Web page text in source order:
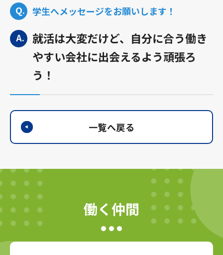
学生へメッセージをお願いします！
就活は大変だけど、自分に合う働き
やすい会社に出会えるよう頑張ろ
う！
一覧へ戻る
働く仲間